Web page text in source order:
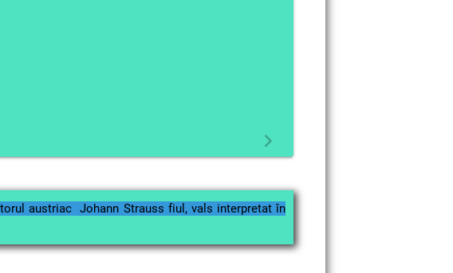
austriac Johann Strauss fiul, vals interpretat în